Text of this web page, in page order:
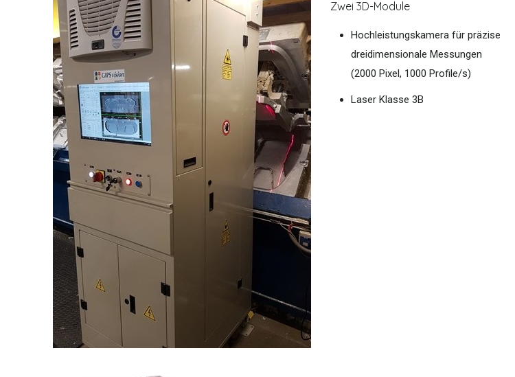
Zwei 3D-Module
Hochleistungskamera für präzise
dreidimensionale Messungen
(2000 Pixel, 1000 Profile/s)
Laser Klasse 3B